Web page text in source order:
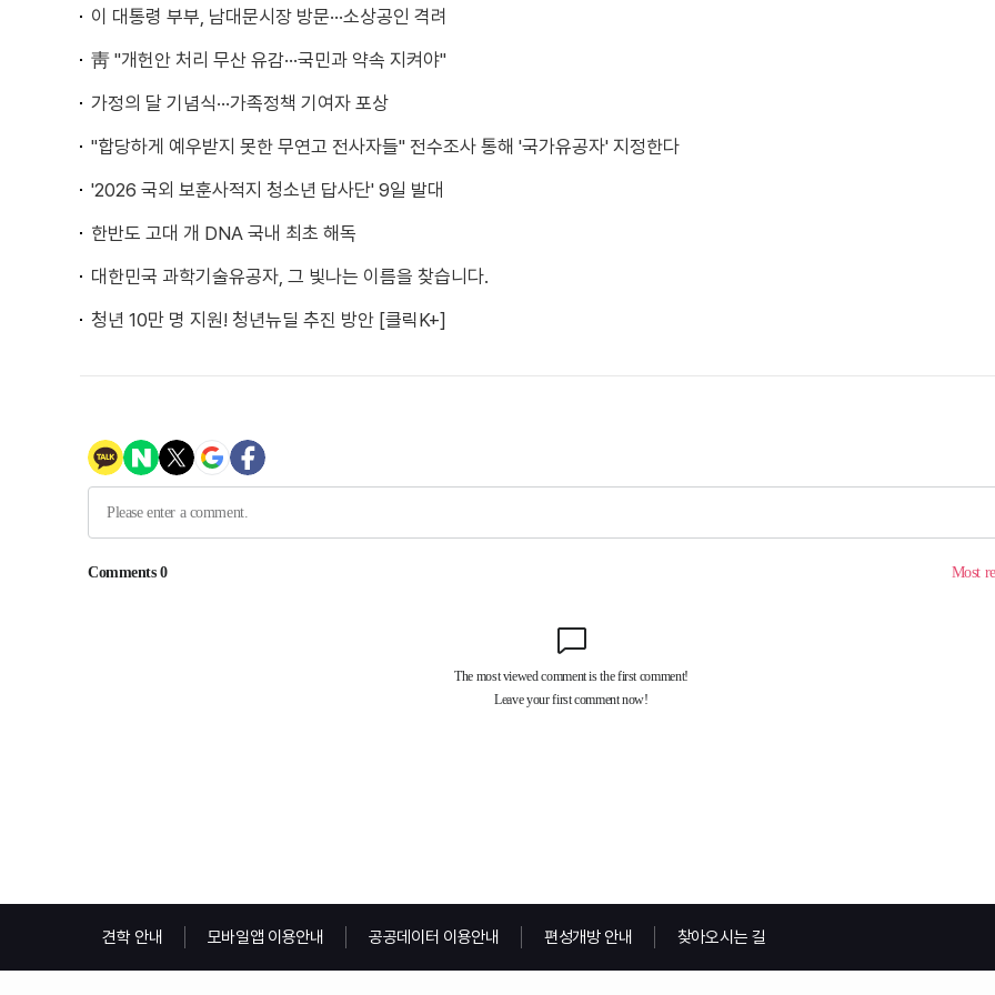
이 대통령 부부, 남대문시장 방문···소상공인 격려
靑 "개헌안 처리 무산 유감···국민과 약속 지켜야"
가정의 달 기념식···가족정책 기여자 포상
"합당하게 예우받지 못한 무연고 전사자들" 전수조사 통해 '국가유공자' 지정한다
'2026 국외 보훈사적지 청소년 답사단' 9일 발대
한반도 고대 개 DNA 국내 최초 해독
대한민국 과학기술유공자, 그 빛나는 이름을 찾습니다.
청년 10만 명 지원! 청년뉴딜 추진 방안 [클릭K+]
견학 안내 모바일앱 이용안내 공공데이터 이용안내 편성개방 안내 찾아오시는 길